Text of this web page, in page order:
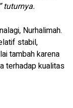
tuturnya.
Nurhalimah.
stabil,
tambah karena
terhadap kualitas